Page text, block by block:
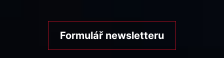
Formulář newsletteru